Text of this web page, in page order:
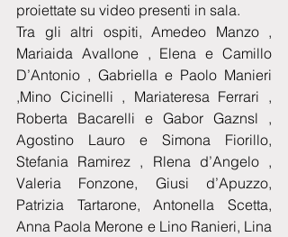
proiettate su video presenti in sala.
Tra gli altri ospiti, Amedeo Manzo ,
Mariaida Avallone , Elena e Camillo
D’Antonio , Gabriella e Paolo Manieri
,Mino Cicinelli , Mariateresa Ferrari ,
Roberta Bacarelli e Gabor Gaznsl ,
Agostino Lauro e Simona Fiorillo,
Stefania Ramirez , Rlena d’Angelo ,
Valeria Fonzone, Giusi d’Apuzzo,
Patrizia Tartarone, Antonella Scetta,
Anna Paola Merone e Lino Ranieri, Lina